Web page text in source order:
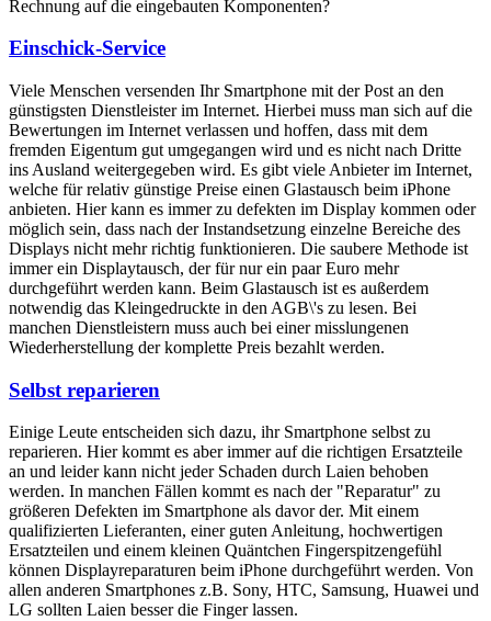
Rechnung auf die eingebauten Komponenten?
Einschick-Service
Viele Menschen versenden Ihr Smartphone mit der Post an den
günstigsten Dienstleister im Internet. Hierbei muss man sich auf die
Bewertungen im Internet verlassen und hoffen, dass mit dem
fremden Eigentum gut umgegangen wird und es nicht nach Dritte
ins Ausland weitergegeben wird. Es gibt viele Anbieter im Internet,
welche für relativ günstige Preise einen Glastausch beim iPhone
anbieten. Hier kann es immer zu defekten im Display kommen oder
möglich sein, dass nach der Instandsetzung einzelne Bereiche des
Displays nicht mehr richtig funktionieren. Die saubere Methode ist
immer ein Displaytausch, der für nur ein paar Euro mehr
durchgeführt werden kann. Beim Glastausch ist es außerdem
notwendig das Kleingedruckte in den AGB\'s zu lesen. Bei
manchen Dienstleistern muss auch bei einer misslungenen
Wiederherstellung der komplette Preis bezahlt werden.
Selbst reparieren
Einige Leute entscheiden sich dazu, ihr Smartphone selbst zu
reparieren. Hier kommt es aber immer auf die richtigen Ersatzteile
an und leider kann nicht jeder Schaden durch Laien behoben
werden. In manchen Fällen kommt es nach der "Reparatur" zu
größeren Defekten im Smartphone als davor der. Mit einem
qualifizierten Lieferanten, einer guten Anleitung, hochwertigen
Ersatzteilen und einem kleinen Quäntchen Fingerspitzengefühl
können Displayreparaturen beim iPhone durchgeführt werden. Von
allen anderen Smartphones z.B. Sony, HTC, Samsung, Huawei und
LG sollten Laien besser die Finger lassen.